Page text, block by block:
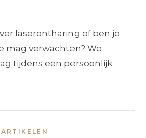
laserontharing of ben je
mag verwachten? We
tijdens een persoonlijk